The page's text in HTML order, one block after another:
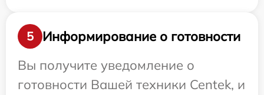
5
Информирование о готовности
Вы получите уведомление о
готовности Вашей техники Centek, и